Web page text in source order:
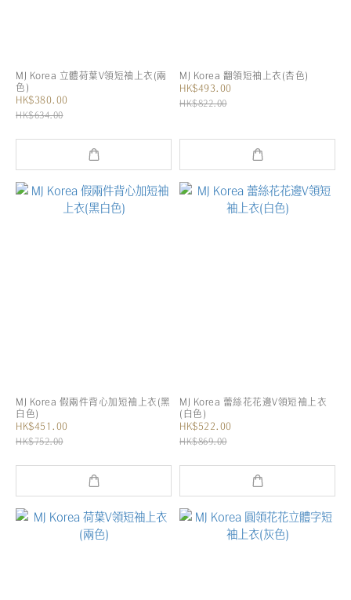
MJ Korea 立體荷葉V領短袖上衣(兩
色)
HK$380.00
HK$634.00
MJ Korea 翻領短袖上衣(杏色)
HK$493.00
HK$822.00
MJ Korea 假兩件背心加短袖上衣(黑
白色)
HK$451.00
HK$752.00
MJ Korea 蕾絲花花邊V領短袖上衣
(白色)
HK$522.00
HK$869.00